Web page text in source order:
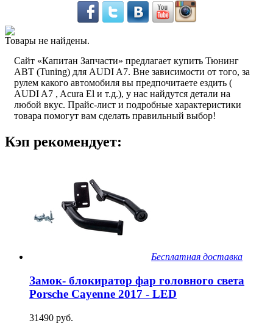
Товары не найдены.
Сайт «Капитан Запчасти» предлагает купить Тюнинг
ABT (Tuning) для AUDI A7. Вне зависимости от того, за
рулем какого автомобиля вы предпочитаете ездить (
AUDI A7 , Acura El и т.д.), у нас найдутся детали на
любой вкус. Прайс-лист и подробные характеристики
товара помогут вам сделать правильный выбор!
Кэп рекомендует:
Бесплатная доставка
Замок- блокиратор фар головного света
Porsche Cayenne 2017 - LED
31490 руб.